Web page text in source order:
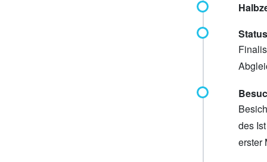
des
erster